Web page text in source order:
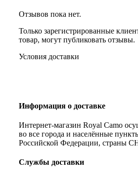
Отзывов пока нет.
Только зарегистрированные
товар, могут публиковать отзывы.
Условия доставки
Информация о доставке
Интернет-магазин Royal Camo
во все города и населённые
Российской Федерации, страны
Службы доставки